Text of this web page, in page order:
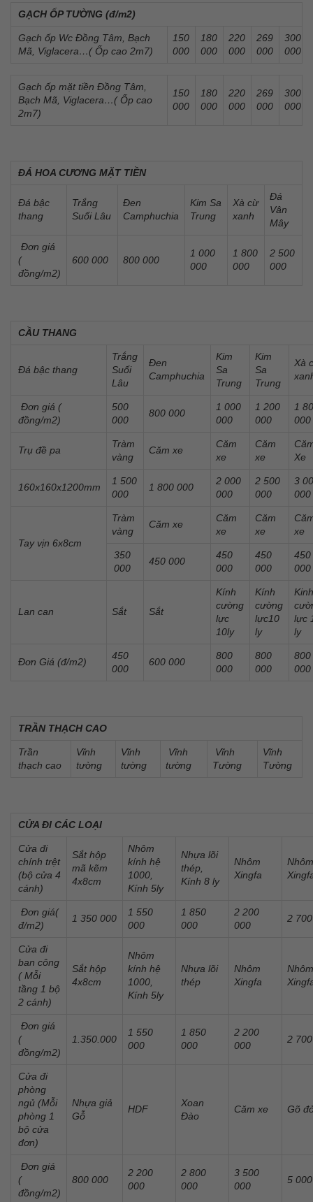
GẠCH ỐP TƯỜNG (đ/m2)
Gạch ốp Wc Đồng Tâm, Bạch
Mã, Viglacera…( Ốp cao 2m7)
150
000
180
000
220
000
269
000
300
000
Gạch ốp mặt tiền Đồng Tâm,
Bạch Mã, Viglacera…( Ốp cao
2m7)
150
000
180
000
220
000
269
000
300
000
ĐÁ HOA CƯƠNG MẶT TIỀN
Đá bậc
thang
Trắng
Suối Lâu
Đen
Camphuchia
Kim Sa
Trung
Xà cừ
xanh
Đá
Vân
Mây
Đơn giá
(
đồng/m2)
600 000 800 000
1 000
000
1 800
000
2 500
000
CẦU THANG
Đá bậc thang
Trắng
Suối
Lâu
Đen
Camphuchia
Kim
Sa
Trung
Kim
Sa
Trung
Xà
Đơn giá (
đồng/m2)
500
000
800 000
1 000
000
1 200
000
1
000
Trụ đề pa
Tràm
vàng
Căm xe
Căm
xe
Căm
xe
Xe
160x160x1200mm
1 500
000
1 800 000
2 000
000
2 500
000
3
000
Tay vịn 6x8cm
Tràm
vàng
Căm xe
Căm
xe
Căm
xe
xe
350
000
450 000
450
000
450
000
450
000
Lan can Sắt Sắt
Kính
cường
lực
10ly
Kính
cường
lực10
ly
lực
ly
Đơn Giá (đ/m2)
450
000
600 000
800
000
800
000
800
000
TRẦN THẠCH CAO
Trần
thạch cao
Vĩnh
tường
Vĩnh
tường
Vĩnh
tường
Vĩnh
Tường
Vĩnh
Tường
CỬA ĐI CÁC LOẠI
Cửa đi
chính trệt
(bộ cửa 4
cánh)
Sắt hộp
mã kẽm
4x8cm
Nhôm
kính hệ
1000,
Kính 5ly
Nhựa lõi
thép,
Kính 8 ly
Nhôm
Xingfa
Đơn giá(
đ/m2)
1 350 000
1 550
000
1 850
000
2 200
000
2
Cửa đi
ban công
( Mỗi
tầng 1 bộ
2 cánh)
Sắt hộp
4x8cm
Nhôm
kính hệ
1000,
Kính 5ly
Nhựa lõi
thép
Nhôm
Xingfa
Đơn giá
(
đồng/m2)
1.350.000
1 550
000
1 850
000
2 200
000
2
Cửa đi
phòng
ngủ (Mỗi
phòng 1
bộ cửa
đơn)
Nhựa giả
Gỗ
HDF
Xoan
Đào
Căm xe Gõ
Đơn giá
(
đồng/m2)
800 000
2 200
000
2 800
000
3 500
000
5